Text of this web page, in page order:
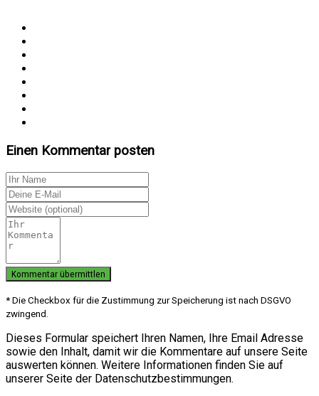
Einen Kommentar posten
* Die Checkbox für die Zustimmung zur Speicherung ist nach DSGVO
zwingend.
Dieses Formular speichert Ihren Namen, Ihre Email Adresse
sowie den Inhalt, damit wir die Kommentare auf unsere Seite
auswerten können. Weitere Informationen finden Sie auf
unserer Seite der Datenschutzbestimmungen.